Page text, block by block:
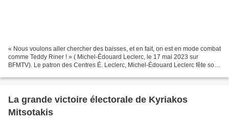
« Nous voulons aller chercher des baisses, et en fait, on est en mode combat
comme Teddy Riner ! » ( Michel-Édouard Leclerc, le 17 mai 2023 sur
BFMTV). Le patron des Centres É. Leclerc, Michel-Édouard Leclerc fête son
La grande victoire électorale de Kyriakos
Mitsotakis